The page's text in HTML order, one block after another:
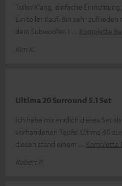
Toller Klang, einfache
Ein toller Kauf. Bin sehr
dem Subwoofer. I
Komplette
Kim K.
Ultima 20 Surround 5.1 Set
Ich habe mir endlich dieses Set
vorhandenen Teufel Ultima 40
diesen stand einem
Komplette
Robert P.